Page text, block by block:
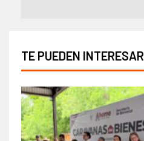
TE PUEDEN INTERESAR